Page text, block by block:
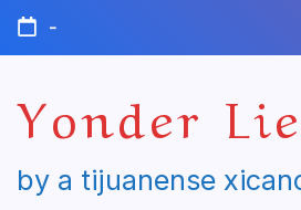
Skip
content
-
Yonder
by a tijuanense